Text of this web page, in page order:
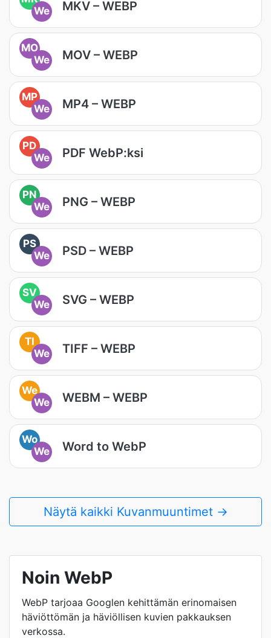
We
MKV – WEBP
MO
We
MOV – WEBP
MP
We
MP4 – WEBP
PD
We
PDF WebP:ksi
PN
We
PNG – WEBP
PS
We
PSD – WEBP
SV
We
SVG – WEBP
TI
We
TIFF – WEBP
We
We
WEBM – WEBP
Wo
We
Word to WebP
Näytä kaikki Kuvanmuuntimet →
Noin WebP
WebP tarjoaa Googlen kehittämän erinomaisen
häviöttömän ja häviöllisen kuvien pakkauksen
verkossa.